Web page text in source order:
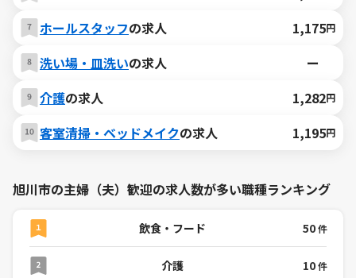
ホールスタッフの求人 1,175円
洗い場・皿洗いの求人
ー
介護の求人 1,282円
客室清掃・ベッドメイクの求人 1,195円
旭川市の主婦（夫）歓迎の求人数が多い職種ランキング
飲食・フード 50件
介護 10件